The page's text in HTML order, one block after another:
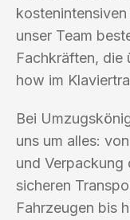
unser Team
Fachkräften, die
how im
Bei
uns um alles:
und Verpackung
sicheren
Fahrzeugen bis